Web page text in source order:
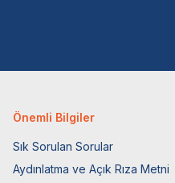
Önemli Bilgiler
Sık Sorulan Sorular
Aydınlatma ve Açık Rıza Metni